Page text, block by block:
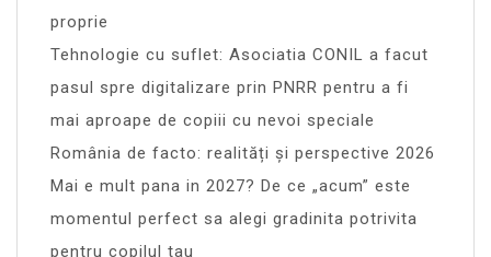
proprie
Tehnologie cu suflet: Asociatia CONIL a facut
pasul spre digitalizare prin PNRR pentru a fi
mai aproape de copiii cu nevoi speciale
România de facto: realități și perspective 2026
Mai e mult pana in 2027? De ce „acum” este
momentul perfect sa alegi gradinita potrivita
pentru copilul tau